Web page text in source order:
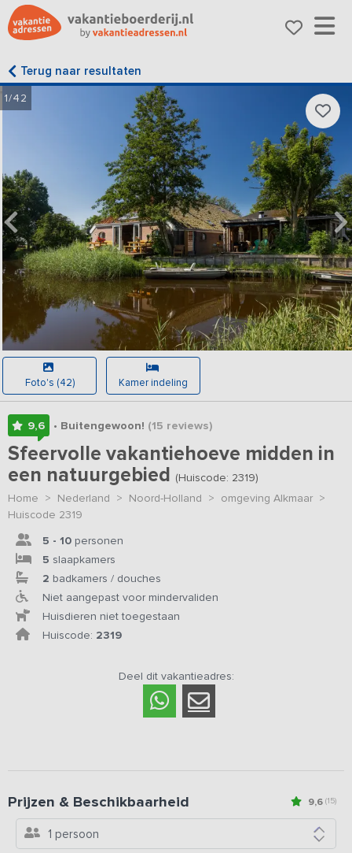
Terug naar resultaten
1/42
Foto's (42) Kamer indeling
9,6 • Buitengewoon! (15 reviews)
Sfeervolle vakantiehoeve midden in
een natuurgebied (Huiscode: 2319)
Home > Nederland > Noord-Holland > omgeving Alkmaar >
Huiscode 2319
5 - 10 personen
5 slaapkamers
2 badkamers / douches
Niet aangepast voor mindervaliden
Huisdieren niet toegestaan
Huiscode: 2319
Deel dit vakantieadres:
9,6 (15)
Prijzen & Beschikbaarheid
1 persoon